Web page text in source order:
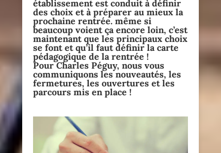
établissement est conduit à définir
des choix et à préparer au mieux la
prochaine rentrée. même si
beaucoup voient ça encore loin, c’est
maintenant que les principaux choix
se font et qu’il faut définir la carte
pédagogique de la rentrée !
Pour Charles Péguy, nous vous
communiquons les nouveautés, les
fermetures, les ouvertures et les
parcours mis en place !